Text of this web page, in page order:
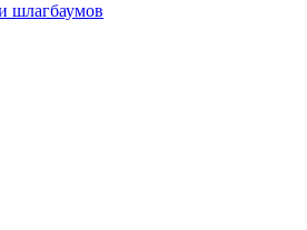
шлагбаумов